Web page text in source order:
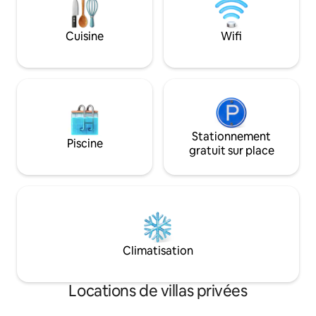
Cuisine Wifi
Piscine
Stationnement
gratuit sur place
Climatisation
Locations de villas privées